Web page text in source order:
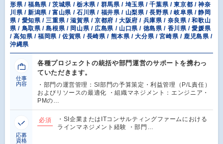
形県 / 福島県 / 茨城県 / 栃木県 / 群馬県 / 埼玉県 / 千葉県 / 東京都 / 神奈
川県 / 新潟県 / 富山県 / 石川県 / 福井県 / 山梨県 / 長野県 / 岐阜県 / 静岡
県 / 愛知県 / 三重県 / 滋賀県 / 京都府 / 大阪府 / 兵庫県 / 奈良県 / 和歌山
県 / 鳥取県 / 島根県 / 岡山県 / 広島県 / 山口県 / 徳島県 / 香川県 / 愛媛県
/ 高知県 / 福岡県 / 佐賀県 / 長崎県 / 熊本県 / 大分県 / 宮崎県 / 鹿児島県 /
沖縄県
仕事
内容
各種プロジェクトの統括や部門運営のサポートを携わっ
ていただきます。
・部門の運営管理：SI部門の予算策定・利益管理（P/L責任）
およびリソースの最適化 ・組織マネジメント：エンジニア・
PMの…
応募
資格
必須
・SI企業またはITコンサルティングファームにおける
ラインマネジメント経験 ・部門…